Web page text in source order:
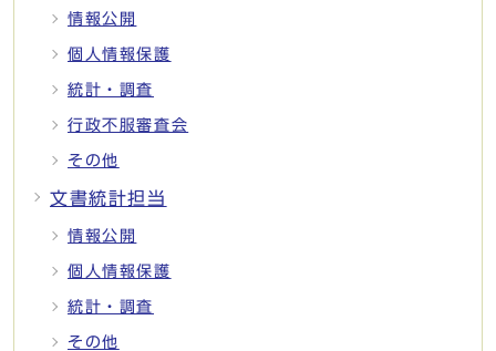
情報公開
個人情報保護
統計・調査
行政不服審査会
その他
文書統計担当
情報公開
個人情報保護
統計・調査
その他